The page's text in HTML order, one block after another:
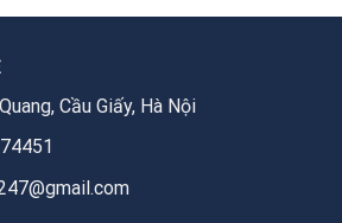
Cầu Giấy, Hà Nội